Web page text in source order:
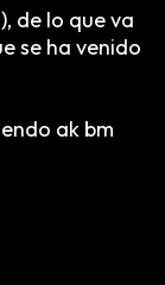
de lo que va
se ha venido
ak bm